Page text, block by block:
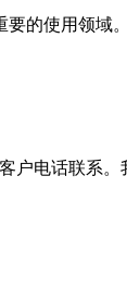
的使用领域
户电话联系。